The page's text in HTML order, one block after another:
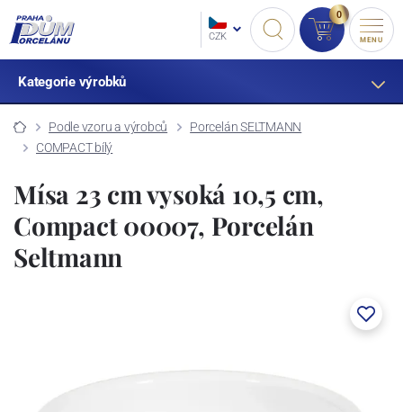
CZK
0
MENU
Kategorie výrobků
Podle vzoru a výrobců
Porcelán SELTMANN
COMPACT bílý
Mísa 23 cm vysoká 10,5 cm,
Compact 00007, Porcelán
Seltmann